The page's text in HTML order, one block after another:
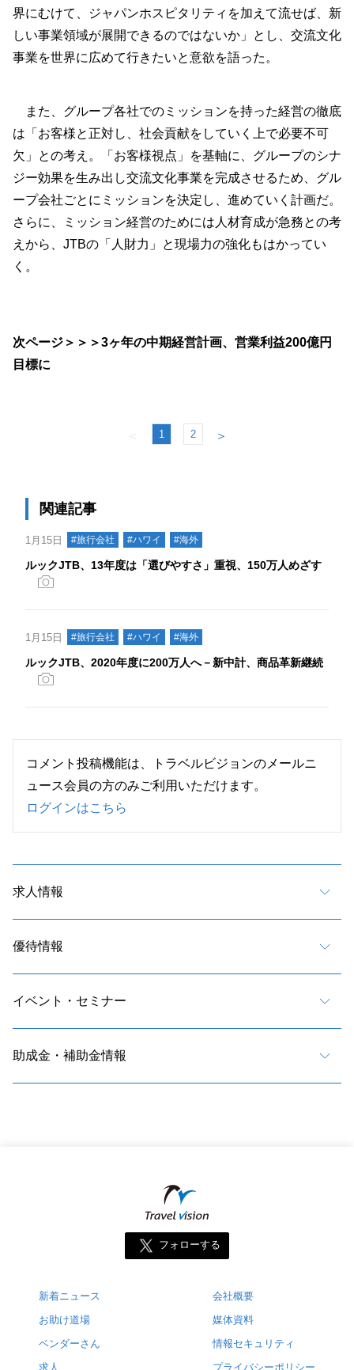
界にむけて、ジャパンホスピタリティを加えて流せば、新
しい事業領域が展開できるのではないか」とし、交流文化
事業を世界に広めて行きたいと意欲を語った。
また、グループ各社でのミッションを持った経営の徹底
は「お客様と正対し、社会貢献をしていく上で必要不可
欠」との考え。「お客様視点」を基軸に、グループのシナ
ジー効果を生み出し交流文化事業を完成させるため、グル
ープ会社ごとにミッションを決定し、進めていく計画だ。
さらに、ミッション経営のためには人材育成が急務との考
えから、JTBの「人財力」と現場力の強化もはかってい
く。
次ページ＞＞＞3ヶ年の中期経営計画、営業利益200億円
目標に
＜ 1 2 ＞
関連記事
1月15日 #旅行会社 #ハワイ #海外
ルックJTB、13年度は「選びやすさ」重視、150万人めざす
1月15日 #旅行会社 #ハワイ #海外
ルックJTB、2020年度に200万人へ－新中計、商品革新継続
コメント投稿機能は、トラベルビジョンのメールニ
ュース会員の方のみご利用いただけます。
ログインはこちら
求人情報
優待情報
イベント・セミナー
助成金・補助金情報
フォローする
新着ニュース
お助け道場
ベンダーさん
求人
会社概要
媒体資料
情報セキュリティ
プライバシーポリシー